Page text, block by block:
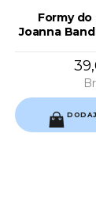
Formy
Joanna